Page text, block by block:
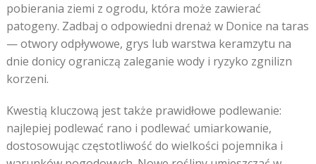
pobierania ziemi z ogrodu, która może zawierać
patogeny. Zadbaj o odpowiedni drenaż w Donice na taras
— otwory odpływowe, grys lub warstwa keramzytu na
dnie donicy ograniczą zaleganie wody i ryzyko zgnilizn
korzeni.
Kwestią kluczową jest także prawidłowe podlewanie:
najlepiej podlewać rano i podlewać umiarkowanie,
dostosowując częstotliwość do wielkości pojemnika i